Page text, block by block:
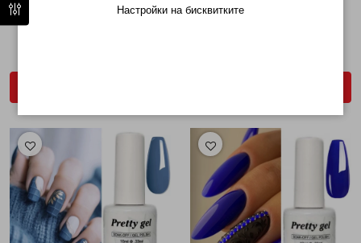
КОМПЛЕКТ 4 ЦВЯТА
СЛЪНЧОГЛЕДИ В НОЩТА...
СВЕТЛООТРАЗЯВАЩ ГЕЛ ЛАК
Настройки на бисквитките